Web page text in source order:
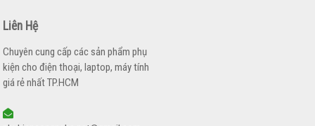
Liên Hệ
Chuyên cung cấp các sản phẩm phụ
kiện cho điện thoại, laptop, máy tính
giá rẻ nhất TP.HCM